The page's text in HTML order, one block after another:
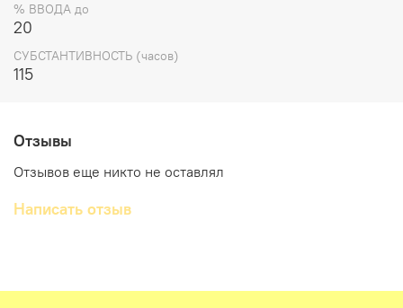
% ВВОДА до
20
СУБСТАНТИВНОСТЬ (часов)
115
Отзывы
Отзывов еще никто не оставлял
Написать отзыв